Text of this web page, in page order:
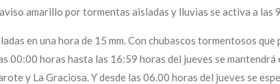
amarillo por tormentas aisladas y lluvias se activa a las
en una hora de 15 mm. Con chubascos tormentosos
00:00 horas hasta las 16:59 horas del jueves se
y La Graciosa. Y desde las 06.00 horas del jueves se